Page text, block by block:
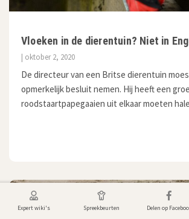
Vloeken in de dierentuin? Niet in
| oktober 2, 2020
De directeur van een Britse dierentuin
opmerkelijk besluit nemen. Hij heeft een
roodstaartpapegaaien uit elkaar moeten
Expert wiki's Spreekbeurten Delen op